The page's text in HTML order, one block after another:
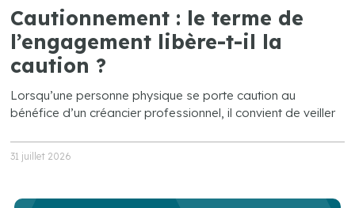
Cautionnement : le terme de
l’engagement libère-t-il la
caution ?
Lorsqu’une personne physique se porte caution au
bénéfice d’un créancier professionnel, il convient de veiller
31 juillet 2026